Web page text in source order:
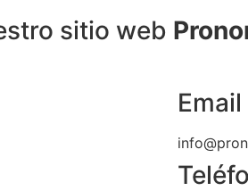
sitio web
Email